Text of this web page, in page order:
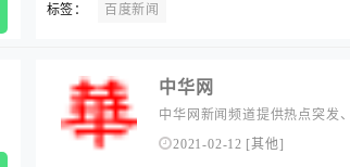
标签： 百度新闻
中华网
中华网新闻频道提供热点突发
事评论、图片报道、军事、历
2021-02-12 [其他]